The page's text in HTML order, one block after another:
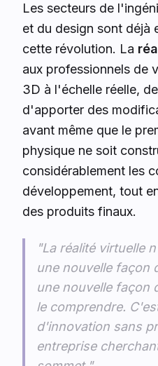
Les secteurs de
et du design sont déjà
cette révolution. La
aux professionnels de
3D à l'échelle réelle,
d'apporter des
avant même que le
physique ne soit
considérablement les
développement, tout
des produits finaux.
"La réalité virtuelle
une nouvelle façon
une nouvelle façon
le comprendre.
d'innovation sans
entreprise